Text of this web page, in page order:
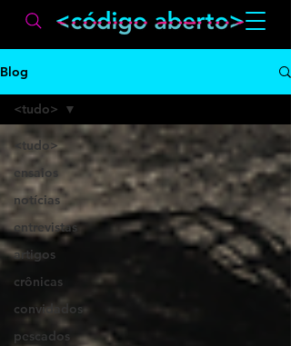
Blog
<tudo>
ensaios
notícias
entrevistas
artigos
crônicas
convidados
pescados
<tudo>